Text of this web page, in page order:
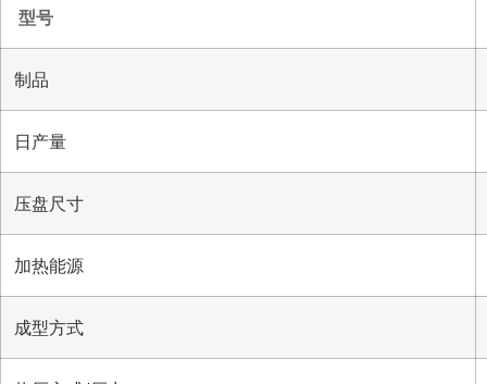
型号
制品
日产量
压盘尺寸
加热能源
成型方式